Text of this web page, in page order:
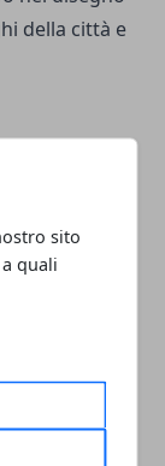
sito
quali
della città e
droga al
e in via Milano:
due arresti